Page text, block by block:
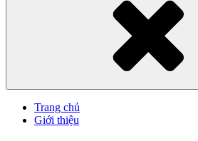
Trang chủ
Giới thiệu